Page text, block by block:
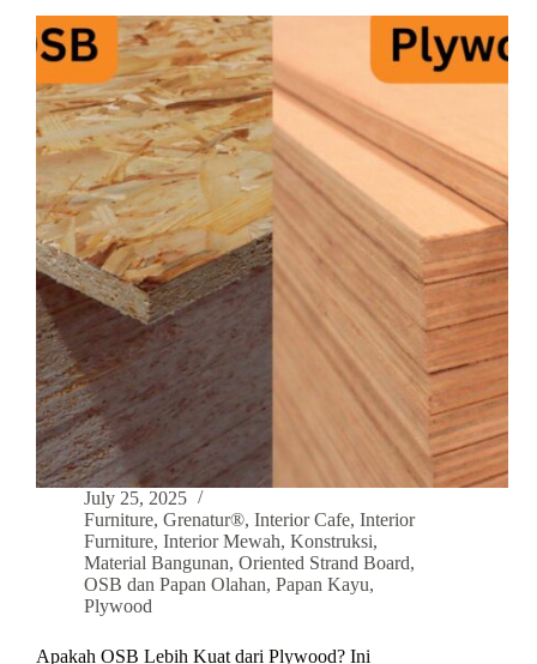
July 25, 2025
Furniture, Grenatur®, Interior Cafe, Interior
Furniture, Interior Mewah, Konstruksi,
Material Bangunan, Oriented Strand Board,
OSB dan Papan Olahan, Papan Kayu,
Plywood
Apakah OSB Lebih Kuat dari Plywood? Ini